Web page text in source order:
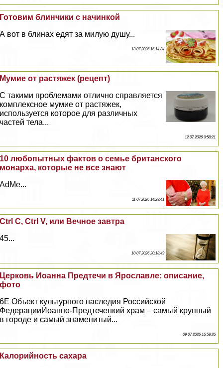
Готовим блинчики с начинкой
А вот в блинах едят за милую душу...
13 07 2026 16:14:34
Мумие от растяжек (рецепт)
С такими проблемами отлично справляется
комплексное мумие от растяжек,
используется которое для различных
частей тела...
12 07 2026 9:58:21
10 любопытных фактов о семье британского
монарха, которые не все знают
AdMe...
11 07 2026 14:23:41
Ctrl C, Ctrl V, или Вечное завтра
45...
10 07 2026 20:18:49
Церковь Иоанна Предтечи в Ярославле: описание,
фото
6E Объект культурного наследия Российской
ФедерацииИоанно-Предтеченкий храм – самый крупный
в городе и самый знаменитый...
09 07 2026 16:59:26
Калорийность сахара